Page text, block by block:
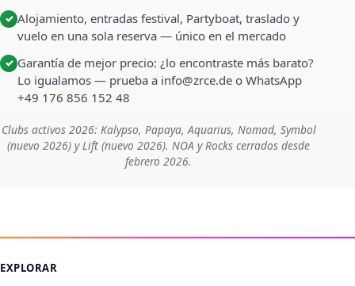
✓ Alojamiento, entradas festival, Partyboat, traslado y
vuelo en una sola reserva — único en el mercado
✓ Garantía de mejor precio: ¿lo encontraste más barato?
Lo igualamos — prueba a info@zrce.de o WhatsApp
+49 176 856 152 48
Clubs activos 2026: Kalypso, Papaya, Aquarius, Nomad, Symbol
(nuevo 2026) y Lift (nuevo 2026). NOA y Rocks cerrados desde
febrero 2026.
EXPLORAR